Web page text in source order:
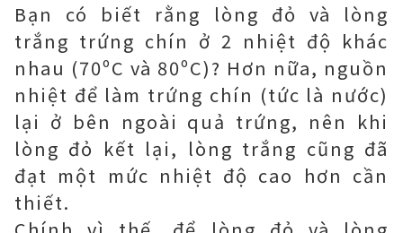
Bạn có biết rằng lòng đỏ và lòng
trắng trứng chín ở 2 nhiệt độ khác
nhau (70ºC và 80ºC)? Hơn nữa, nguồn
nhiệt để làm trứng chín (tức là nước)
lại ở bên ngoài quả trứng, nên khi
lòng đỏ kết lại, lòng trắng cũng đã
đạt một mức nhiệt độ cao hơn cần
thiết.